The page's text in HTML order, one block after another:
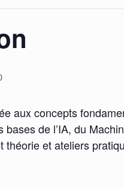
aux concepts
de l’IA, du
théorie et ateliers